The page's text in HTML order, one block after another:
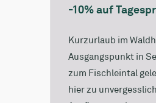
-10% auf
Kurzurlaub im
Ausgangspunkt in
zum Fischleintal
hier zu